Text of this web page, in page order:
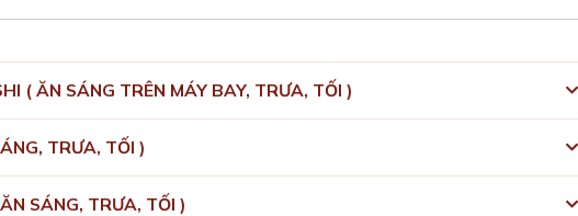
( ĂN SÁNG TRÊN MÁY BAY, TRƯA, TỐI )
TRƯA, TỐI )
SÁNG, TRƯA, TỐI )